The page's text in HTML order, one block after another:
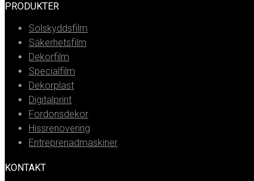
PRODUKTER
Solskyddsfilm
Säkerhetsfilm
Dekorfilm
Specialfilm
Dekorplast
Digitalprint
Fordonsdekor
Hissrenovering
Entreprenadmaskiner
KONTAKT